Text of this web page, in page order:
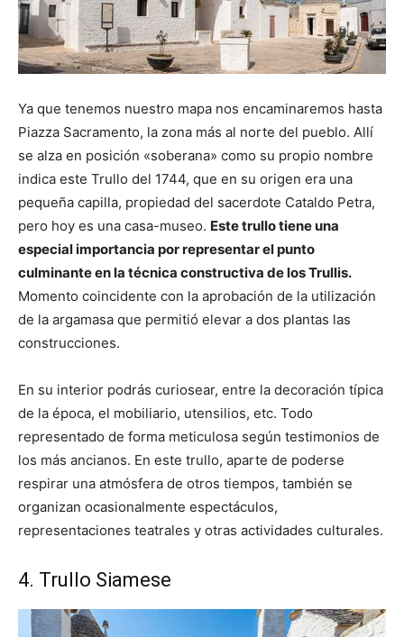
Ya que tenemos nuestro mapa nos encaminaremos hasta
Piazza Sacramento, la zona más al norte del pueblo. Allí
se alza en posición «soberana» como su propio nombre
indica este Trullo del 1744, que en su origen era una
pequeña capilla, propiedad del sacerdote Cataldo Petra,
pero hoy es una casa-museo. Este trullo tiene una
especial importancia por representar el punto
culminante en la técnica constructiva de los Trullis.
Momento coincidente con la aprobación de la utilización
de la argamasa que permitió elevar a dos plantas las
construcciones.
En su interior podrás curiosear, entre la decoración típica
de la época, el mobiliario, utensilios, etc. Todo
representado de forma meticulosa según testimonios de
los más ancianos. En este trullo, aparte de poderse
respirar una atmósfera de otros tiempos, también se
organizan ocasionalmente espectáculos,
representaciones teatrales y otras actividades culturales.
4. Trullo Siamese